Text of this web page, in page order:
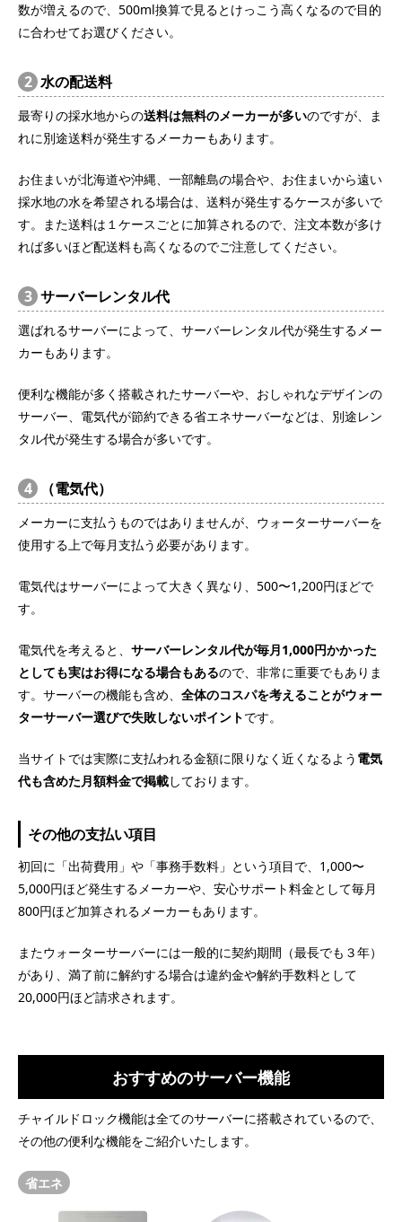
数が増えるので、500ml換算で見るとけっこう高くなるので目的
に合わせてお選びください。
2 水の配送料
最寄りの採水地からの送料は無料のメーカーが多いのですが、ま
れに別途送料が発生するメーカーもあります。
お住まいが北海道や沖縄、一部離島の場合や、お住まいから遠い
採水地の水を希望される場合は、送料が発生するケースが多いで
す。また送料は１ケースごとに加算されるので、注文本数が多け
れば多いほど配送料も高くなるのでご注意してください。
3 サーバーレンタル代
選ばれるサーバーによって、サーバーレンタル代が発生するメー
カーもあります。
便利な機能が多く搭載されたサーバーや、おしゃれなデザインの
サーバー、電気代が節約できる省エネサーバーなどは、別途レン
タル代が発生する場合が多いです。
4 （電気代）
メーカーに支払うものではありませんが、ウォーターサーバーを
使用する上で毎月支払う必要があります。
電気代はサーバーによって大きく異なり、500〜1,200円ほどで
す。
電気代を考えると、 サーバーレンタル代が毎月1,000円かかった
としても実はお得になる場合もあるので、非常に重要でもありま
す。サーバーの機能も含め、 全体のコスパを考えることがウォー
ターサーバー選びで失敗しないポイントです。
当サイトでは実際に支払われる金額に限りなく近くなるよう 電気
代も含めた月額料金で掲載しております。
その他の支払い項目
初回に「出荷費用」や「事務手数料」という項目で、1,000〜
5,000円ほど発生するメーカーや、安心サポート料金として毎月
800円ほど加算されるメーカーもあります。
またウォーターサーバーには一般的に契約期間（最長でも３年）
があり、満了前に解約する場合は違約金や解約手数料として
20,000円ほど請求されます。
おすすめのサーバー機能
チャイルドロック機能は全てのサーバーに搭載されているので、
その他の便利な機能をご紹介いたします。
省エネ